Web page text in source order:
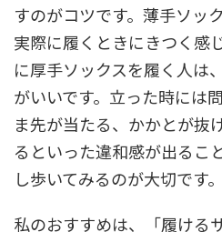
すのがコツです。薄手ソッ
実際に履くときにきつく感
に厚手ソックスを履く人は
がいいです。立った時には
ま先が当たる、かかとが抜
るといった違和感が出るこ
し歩いてみるのが大切です。
私のおすすめは、「履ける